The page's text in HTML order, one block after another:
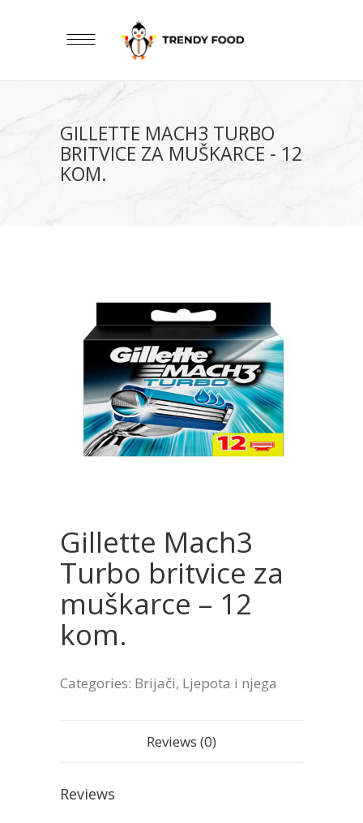
GILLETTE MACH3 TURBO
BRITVICE ZA MUŠKARCE - 12
KOM.
Gillette Mach3
Turbo britvice za
muškarce – 12
kom.
Categories: Brijači, Ljepota i njega
Reviews (0)
Reviews